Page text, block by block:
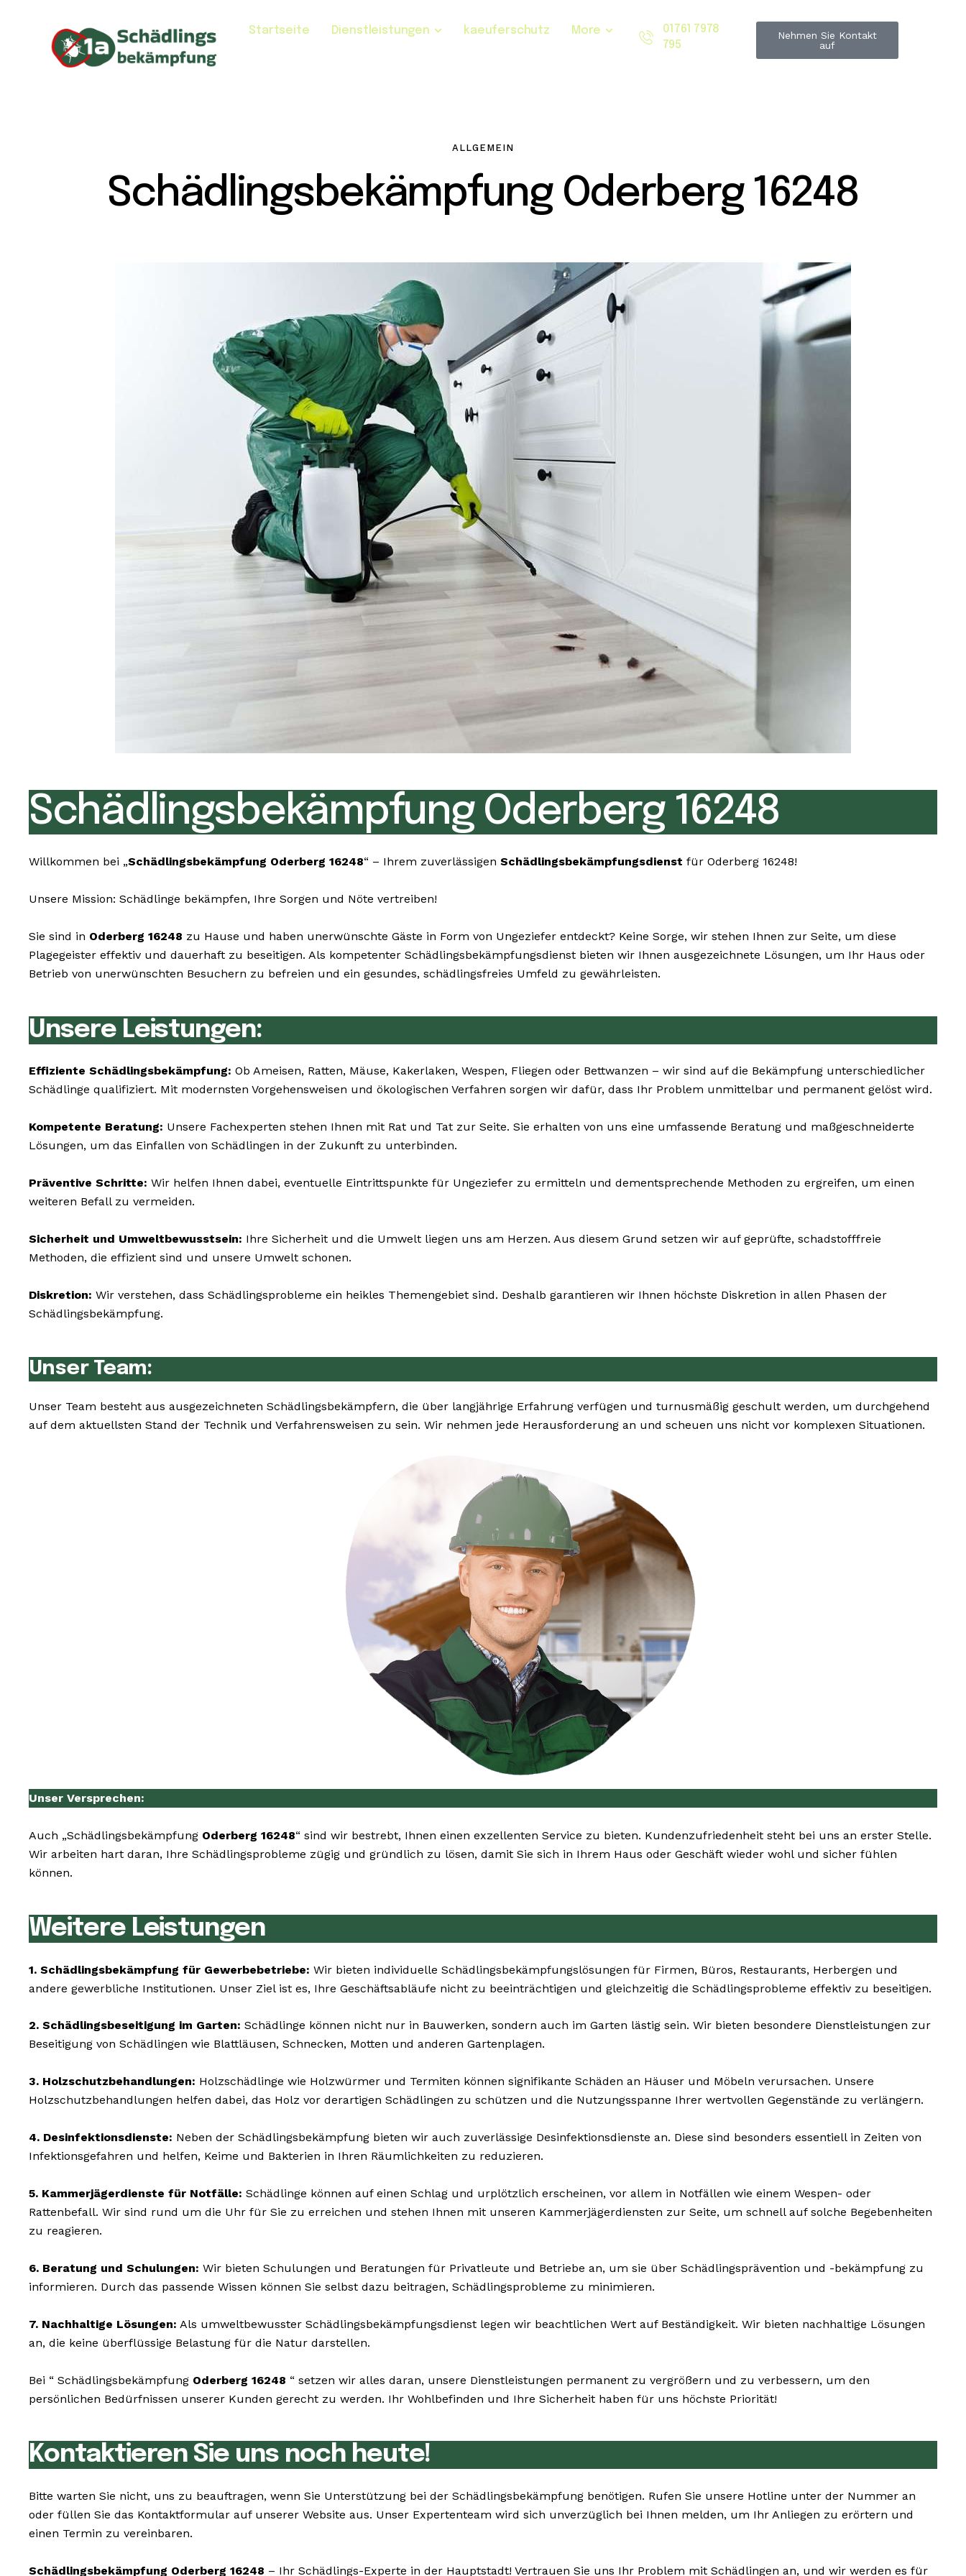
Startseite Dienstleistungen kaeuferschutz More
01761 7978
795
Nehmen Sie Kontakt
auf
ALLGEMEIN
Schädlingsbekämpfung Oderberg 16248
Schädlingsbekämpfung Oderberg 16248
Willkommen bei „Schädlingsbekämpfung Oderberg 16248“ – Ihrem zuverlässigen Schädlingsbekämpfungsdienst für Oderberg 16248!
Unsere Mission: Schädlinge bekämpfen, Ihre Sorgen und Nöte vertreiben!
Sie sind in Oderberg 16248 zu Hause und haben unerwünschte Gäste in Form von Ungeziefer entdeckt? Keine Sorge, wir stehen Ihnen zur Seite, um diese
Plagegeister effektiv und dauerhaft zu beseitigen. Als kompetenter Schädlingsbekämpfungsdienst bieten wir Ihnen ausgezeichnete Lösungen, um Ihr Haus oder
Betrieb von unerwünschten Besuchern zu befreien und ein gesundes, schädlingsfreies Umfeld zu gewährleisten.
Unsere Leistungen:
Effiziente Schädlingsbekämpfung: Ob Ameisen, Ratten, Mäuse, Kakerlaken, Wespen, Fliegen oder Bettwanzen – wir sind auf die Bekämpfung unterschiedlicher
Schädlinge qualifiziert. Mit modernsten Vorgehensweisen und ökologischen Verfahren sorgen wir dafür, dass Ihr Problem unmittelbar und permanent gelöst wird.
Kompetente Beratung: Unsere Fachexperten stehen Ihnen mit Rat und Tat zur Seite. Sie erhalten von uns eine umfassende Beratung und maßgeschneiderte
Lösungen, um das Einfallen von Schädlingen in der Zukunft zu unterbinden.
Präventive Schritte: Wir helfen Ihnen dabei, eventuelle Eintrittspunkte für Ungeziefer zu ermitteln und dementsprechende Methoden zu ergreifen, um einen
weiteren Befall zu vermeiden.
Sicherheit und Umweltbewusstsein: Ihre Sicherheit und die Umwelt liegen uns am Herzen. Aus diesem Grund setzen wir auf geprüfte, schadstofffreie
Methoden, die effizient sind und unsere Umwelt schonen.
Diskretion: Wir verstehen, dass Schädlingsprobleme ein heikles Themengebiet sind. Deshalb garantieren wir Ihnen höchste Diskretion in allen Phasen der
Schädlingsbekämpfung.
Unser Team:
Unser Team besteht aus ausgezeichneten Schädlingsbekämpfern, die über langjährige Erfahrung verfügen und turnusmäßig geschult werden, um durchgehend
auf dem aktuellsten Stand der Technik und Verfahrensweisen zu sein. Wir nehmen jede Herausforderung an und scheuen uns nicht vor komplexen Situationen.
Unser Versprechen:
Auch „Schädlingsbekämpfung Oderberg 16248“ sind wir bestrebt, Ihnen einen exzellenten Service zu bieten. Kundenzufriedenheit steht bei uns an erster Stelle.
Wir arbeiten hart daran, Ihre Schädlingsprobleme zügig und gründlich zu lösen, damit Sie sich in Ihrem Haus oder Geschäft wieder wohl und sicher fühlen
können.
Weitere Leistungen
1. Schädlingsbekämpfung für Gewerbebetriebe: Wir bieten individuelle Schädlingsbekämpfungslösungen für Firmen, Büros, Restaurants, Herbergen und
andere gewerbliche Institutionen. Unser Ziel ist es, Ihre Geschäftsabläufe nicht zu beeinträchtigen und gleichzeitig die Schädlingsprobleme effektiv zu beseitigen.
2. Schädlingsbeseitigung im Garten: Schädlinge können nicht nur in Bauwerken, sondern auch im Garten lästig sein. Wir bieten besondere Dienstleistungen zur
Beseitigung von Schädlingen wie Blattläusen, Schnecken, Motten und anderen Gartenplagen.
3. Holzschutzbehandlungen: Holzschädlinge wie Holzwürmer und Termiten können signifikante Schäden an Häuser und Möbeln verursachen. Unsere
Holzschutzbehandlungen helfen dabei, das Holz vor derartigen Schädlingen zu schützen und die Nutzungsspanne Ihrer wertvollen Gegenstände zu verlängern.
4. Desinfektionsdienste: Neben der Schädlingsbekämpfung bieten wir auch zuverlässige Desinfektionsdienste an. Diese sind besonders essentiell in Zeiten von
Infektionsgefahren und helfen, Keime und Bakterien in Ihren Räumlichkeiten zu reduzieren.
5. Kammerjägerdienste für Notfälle: Schädlinge können auf einen Schlag und urplötzlich erscheinen, vor allem in Notfällen wie einem Wespen- oder
Rattenbefall. Wir sind rund um die Uhr für Sie zu erreichen und stehen Ihnen mit unseren Kammerjägerdiensten zur Seite, um schnell auf solche Begebenheiten
zu reagieren.
6. Beratung und Schulungen: Wir bieten Schulungen und Beratungen für Privatleute und Betriebe an, um sie über Schädlingsprävention und -bekämpfung zu
informieren. Durch das passende Wissen können Sie selbst dazu beitragen, Schädlingsprobleme zu minimieren.
7. Nachhaltige Lösungen: Als umweltbewusster Schädlingsbekämpfungsdienst legen wir beachtlichen Wert auf Beständigkeit. Wir bieten nachhaltige Lösungen
an, die keine überflüssige Belastung für die Natur darstellen.
Bei “ Schädlingsbekämpfung Oderberg 16248 “ setzen wir alles daran, unsere Dienstleistungen permanent zu vergrößern und zu verbessern, um den
persönlichen Bedürfnissen unserer Kunden gerecht zu werden. Ihr Wohlbefinden und Ihre Sicherheit haben für uns höchste Priorität!
Kontaktieren Sie uns noch heute!
Bitte warten Sie nicht, uns zu beauftragen, wenn Sie Unterstützung bei der Schädlingsbekämpfung benötigen. Rufen Sie unsere Hotline unter der Nummer an
oder füllen Sie das Kontaktformular auf unserer Website aus. Unser Expertenteam wird sich unverzüglich bei Ihnen melden, um Ihr Anliegen zu erörtern und
einen Termin zu vereinbaren.
Schädlingsbekämpfung Oderberg 16248 – Ihr Schädlings-Experte in der Hauptstadt! Vertrauen Sie uns Ihr Problem mit Schädlingen an, und wir werden es für